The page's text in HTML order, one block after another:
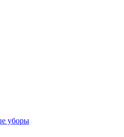
уборы